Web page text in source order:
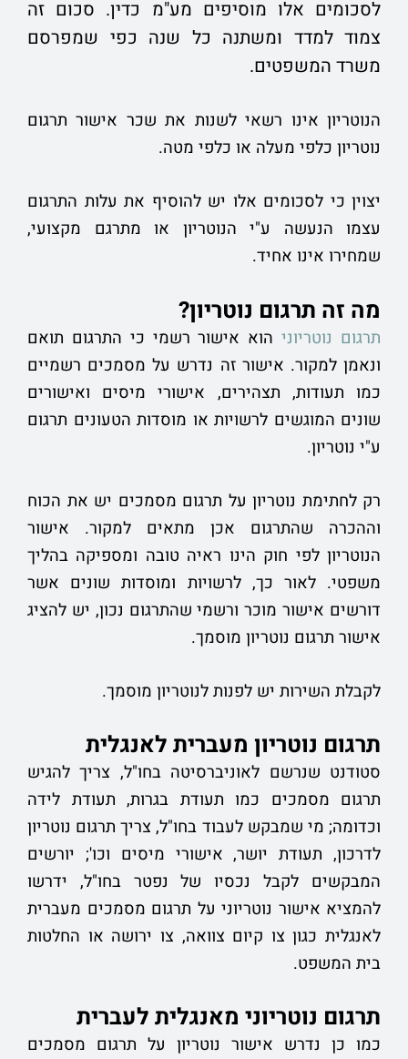
לסכומים אלו מוסיפים מע"מ כדין. סכום זה
צמוד למדד ומשתנה כל שנה כפי שמפרסם
משרד המשפטים.
הנוטריון אינו רשאי לשנות את שכר אישור תרגום
נוטריון כלפי מעלה או כלפי מטה.
יצוין כי לסכומים אלו יש להוסיף את עלות התרגום
עצמו הנעשה ע"י הנוטריון או מתרגם מקצועי,
שמחירו אינו אחיד.
מה זה תרגום נוטריון?
תרגום נוטריוניהוא אישור רשמי כי התרגום תואם
ונאמן למקור. אישור זה נדרש על מסמכים רשמיים
כמו תעודות, תצהירים, אישורי מיסים ואישורים
שונים המוגשים לרשויות או מוסדות הטעונים תרגום
ע"י נוטריון.
רק לחתימת נוטריון על תרגום מסמכים יש את הכוח
וההכרה שהתרגום אכן מתאים למקור. אישור
הנוטריון לפי חוק הינו ראיה טובה ומספיקה בהליך
משפטי. לאור כך, לרשויות ומוסדות שונים אשר
דורשים אישור מוכר ורשמי שהתרגום נכון, יש להציג
אישור תרגום נוטריון מוסמך.
לקבלת השירות יש לפנות לנוטריון מוסמך.
תרגום נוטריון מעברית לאנגלית
סטודנט שנרשם לאוניברסיטה בחו"ל, צריך להגיש
תרגום מסמכים כמו תעודת בגרות, תעודת לידה
וכדומה; מי שמבקש לעבוד בחו"ל, צריך תרגום נוטריון
לדרכון, תעודת יושר, אישורי מיסים וכו'; יורשים
המבקשים לקבל נכסיו של נפטר בחו"ל, ידרשו
להמציא אישור נוטריוני על תרגום מסמכים מעברית
לאנגלית כגון צו קיום צוואה, צו ירושה או החלטות
בית המשפט.
תרגום נוטריוני מאנגלית לעברית
כמו כן נדרש אישור נוטריון על תרגום מסמכים